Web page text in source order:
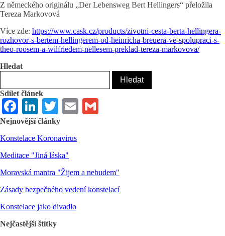
Z německého originálu „Der Lebensweg Bert Hellingers“ přeložila
Tereza Markovová
Více zde: https://www.cask.cz/products/zivotni-cesta-berta-hellingera-
rozhovor-s-bertem-hellingerem-od-heinricha-breuera-ve-spolupraci-s-
theo-roosem-a-wilfriedem-nellesem-preklad-tereza-markovova/
Hledat
Sdílet článek
Facebook
LinkedIn
TwitterEmail
Nejnovější články
Konstelace Koronavirus
Meditace "Jiná láska"
Moravská mantra "Žijem a nebudem"
Zásady bezpečného vedení konstelací
Konstelace jako divadlo
Nejčastější štítky